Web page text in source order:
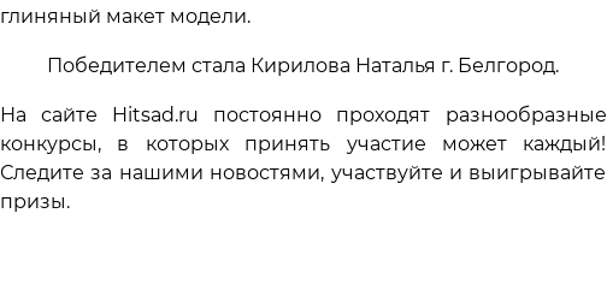
глиняный макет модели.
Победителем стала Кирилова Наталья г. Белгород.
На сайте Hitsad.ru постоянно проходят разнообразные
конкурсы, в которых принять участие может каждый!
Следите за нашими новостями, участвуйте и выигрывайте
призы.